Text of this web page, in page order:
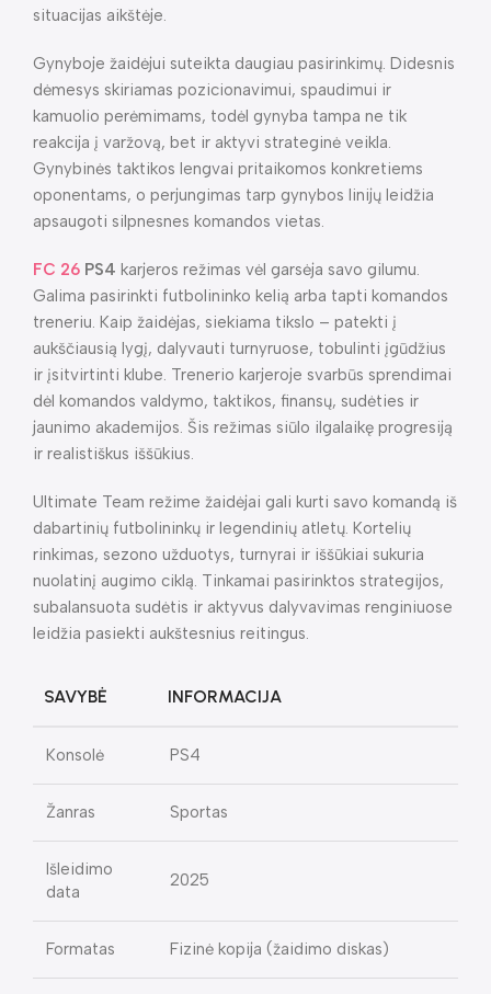
situacijas aikštėje.
Gynyboje žaidėjui suteikta daugiau pasirinkimų. Didesnis
dėmesys skiriamas pozicionavimui, spaudimui ir
kamuolio perėmimams, todėl gynyba tampa ne tik
reakcija į varžovą, bet ir aktyvi strateginė veikla.
Gynybinės taktikos lengvai pritaikomos konkretiems
oponentams, o perjungimas tarp gynybos linijų leidžia
apsaugoti silpnesnes komandos vietas.
FC 26 PS4 karjeros režimas vėl garsėja savo gilumu.
Galima pasirinkti futbolininko kelią arba tapti komandos
treneriu. Kaip žaidėjas, siekiama tikslo – patekti į
aukščiausią lygį, dalyvauti turnyruose, tobulinti įgūdžius
ir įsitvirtinti klube. Trenerio karjeroje svarbūs sprendimai
dėl komandos valdymo, taktikos, finansų, sudėties ir
jaunimo akademijos. Šis režimas siūlo ilgalaikę progresiją
ir realistiškus iššūkius.
Ultimate Team režime žaidėjai gali kurti savo komandą iš
dabartinių futbolininkų ir legendinių atletų. Kortelių
rinkimas, sezono užduotys, turnyrai ir iššūkiai sukuria
nuolatinį augimo ciklą. Tinkamai pasirinktos strategijos,
subalansuota sudėtis ir aktyvus dalyvavimas renginiuose
leidžia pasiekti aukštesnius reitingus.
SAVYBĖ INFORMACIJA
Konsolė PS4
Žanras Sportas
Išleidimo
data
2025
Formatas Fizinė kopija (žaidimo diskas)